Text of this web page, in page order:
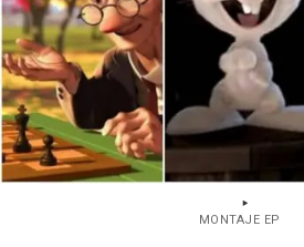
MONTAJE EP